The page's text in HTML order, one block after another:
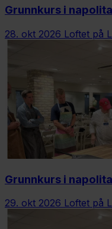
Grunnkurs i
28. okt 2026 Loftet på
Grunnkurs i
29. okt 2026 Loftet på